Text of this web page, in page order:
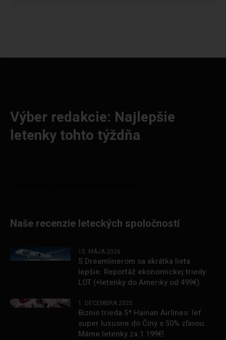
Výber redakcie: Najlepšie
letenky tohto týždňa
Naše recenzie leteckých spoločností
15. MÁJA 2026
S Dreamlinerom sa skrátka lieta
lepšie. Reportáž ekonomickej triedy
LOT (+letenky do Ameriky od 499€)
1. DECEMBRA 2025
Biznis trieda 5* Hainan Airlines: leť
super luxusne do Číny s 50% zľavou.
Máme letenky za 1 199€!